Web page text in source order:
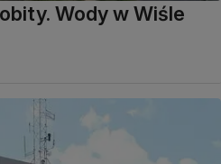
Wody w Wiśle